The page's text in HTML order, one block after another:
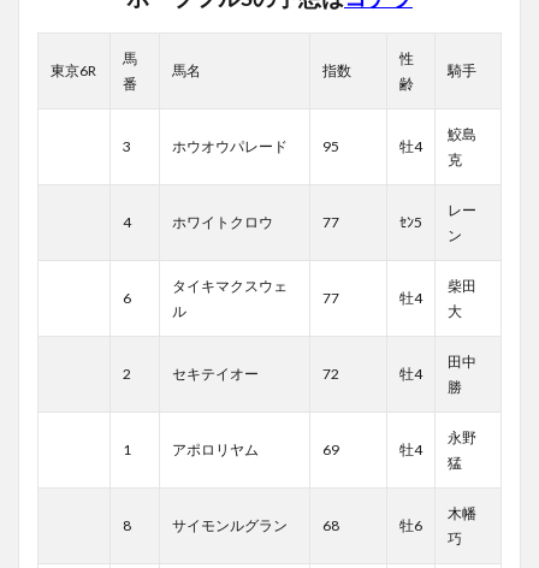
東京6R
馬
番
馬名 指数
性
齢
騎手
3 ホウオウパレード 95 牡4
鮫島
克
4 ホワイトクロウ 77 ｾﾝ5
レー
ン
6
タイキマクスウェ
ル
77 牡4
柴田
大
2 セキテイオー 72 牡4
田中
勝
1 アポロリヤム 69 牡4
永野
猛
8 サイモンルグラン 68 牡6
木幡
巧